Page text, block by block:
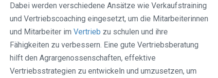
Dabei werden verschiedene Ansätze wie Verkaufstraining
und Vertriebscoaching eingesetzt, um die Mitarbeiterinnen
und Mitarbeiter im Vertrieb zu schulen und ihre
Fähigkeiten zu verbessern. Eine gute Vertriebsberatung
hilft den Agrargenossenschaften, effektive
Vertriebsstrategien zu entwickeln und umzusetzen, um